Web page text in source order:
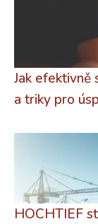
Jak efektivně
a triky pro
HOCHTIEF